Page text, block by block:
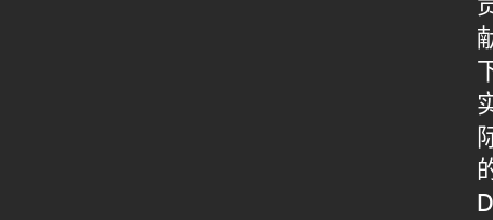
D